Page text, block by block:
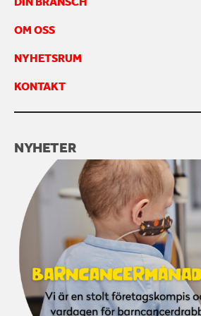
KONTAKTA OSS
OM OSS
NYHETSRUM
KONTAKT
NYHETER